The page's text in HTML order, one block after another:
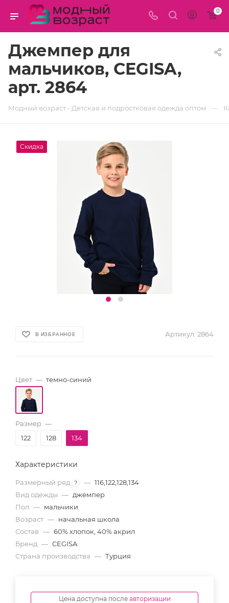
0
Джемпер для
мальчиков, CEGISA,
арт. 2864
Модный возраст - Детская и подростковая одежда оптом —
Скидка
В ИЗБРАННОЕ Артикул: 2864
Цвет — темно-синий
Размер —
122
128 134
Характеристики
Размерный ряд ? — 116,122,128,134
Вид одежды — джемпер
Пол — мальчики
Возраст — начальная школа
Состав — 60% хлопок, 40% акрил
Бренд — CEGISA
Страна производства — Турция
Цена доступна после авторизации